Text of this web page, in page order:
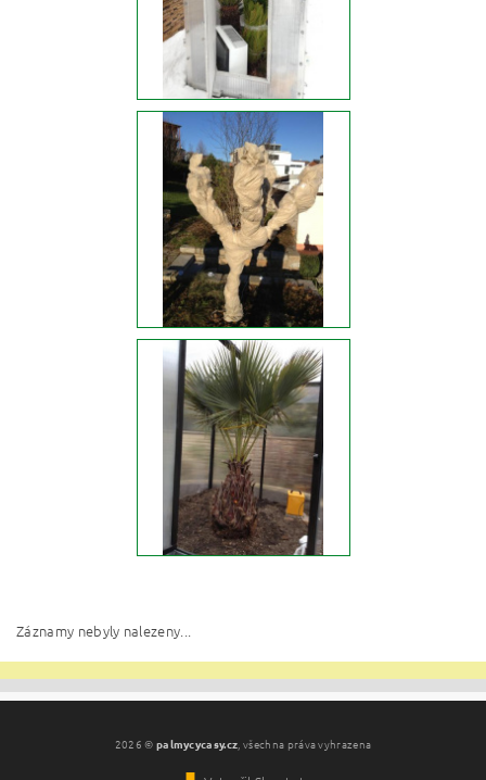
Záznamy nebyly nalezeny...
2026 © palmycycasy.cz, všechna práva vyhrazena